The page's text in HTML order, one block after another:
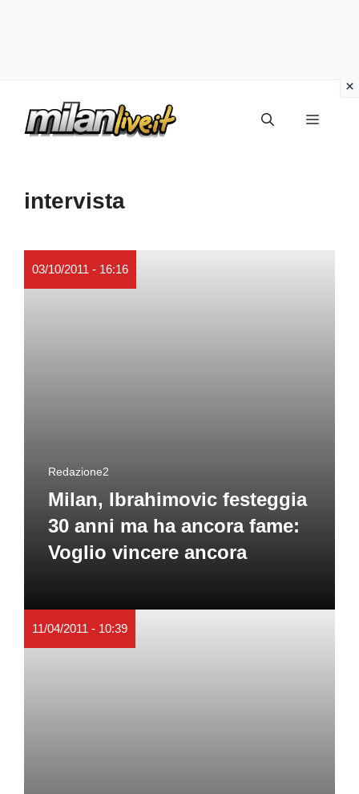
Menu
intervista
03/10/2011 - 16:16
Redazione2
Milan, Ibrahimovic festeggia
30 anni ma ha ancora fame:
Voglio vincere ancora
11/04/2011 - 10:39